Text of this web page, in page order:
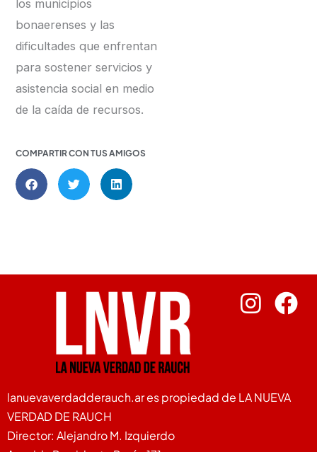
los municipios
bonaerenses y las
dificultades que enfrentan
para sostener servicios y
asistencia social en medio
de la caída de recursos.
COMPARTIR CON TUS AMIGOS
lanuevaverdadderauch.ar es propiedad de LA NUEVA
VERDAD DE RAUCH
Director: Alejandro M. Izquierdo